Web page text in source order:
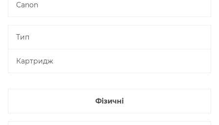
Canon
Тип
Картридж
Фізичні